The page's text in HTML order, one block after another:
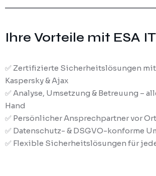
Ihre Vorteile mit ESA IT
✅ Zertifizierte Sicherheitslösungen
Kaspersky & Ajax
✅ Analyse, Umsetzung & Betreuung –
Hand
✅ Persönlicher Ansprechpartner vor Ort
✅ Datenschutz- & DSGVO-konforme
✅ Flexible Sicherheitslösungen für